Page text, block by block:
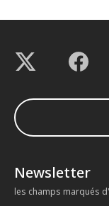
Newsletter
les champs marqués